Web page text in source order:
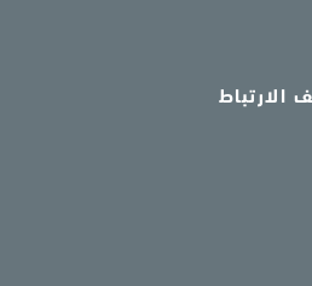
الارتباط